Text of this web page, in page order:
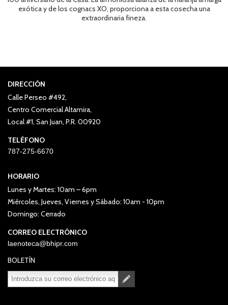
exótica y de los cognacs XO, proporciona a esta cosecha una
extraordinaria fineza.
DIRECCIÓN
Calle Perseo #492,
Centro Comercial Altamira,
Local #1, San Juan, P.R. 00920
TELÉFONO
787-275-6670
HORARIO
Lunes y Martes: 10am – 6pm
Miércoles, Jueves, Viernes y Sábado: 10am - 10pm
Domingo: Cerrado
CORREO ELECTRÓNICO
laenoteca@bhipr.com
BOLETÍN